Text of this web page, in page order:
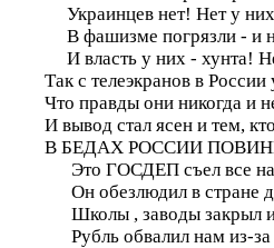
Украинцев нет! Нет у
В фашизме погрязли - и
И власть у них - хунта!
Так с телеэкранов в России
Что правды они никогда и
И вывод стал ясен и тем,
В БЕДАХ РОССИИ
Это ГОСДЕП съел все
Он обезлюдил в стране
Школы , заводы закрыл
Рубль обвалил нам из-за